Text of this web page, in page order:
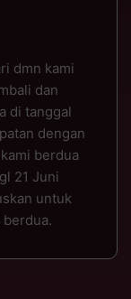
dmn kami
dan
di tanggal
dengan
berdua
21 Juni
untuk
berdua.